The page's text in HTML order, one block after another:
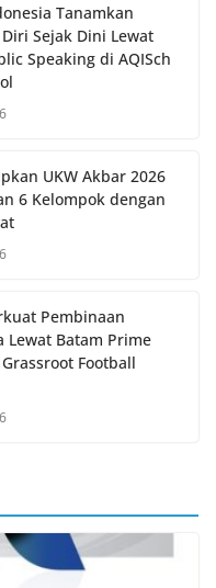
Tanamkan
Sejak Dini Lewat
Speaking di AQISch
UKW Akbar 2026
6 Kelompok dengan
Pembinaan
Lewat Batam Prime
Football